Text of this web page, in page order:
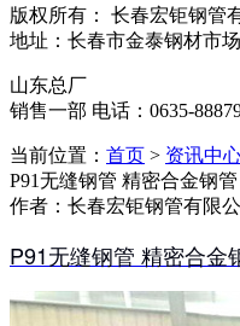
版权所有： 长春宏钜钢管
地址：长春市金泰钢材市场
山东总厂
销售一部 电话：0635-
当前位置： 首页 > 资讯中
P91无缝钢管 精密合金钢
作者：长春宏钜钢管有限
P91无缝钢管 精密合金